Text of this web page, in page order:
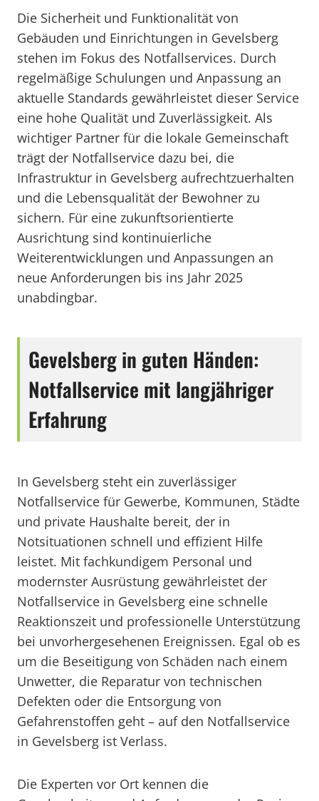
Die Sicherheit und Funktionalität von
Gebäuden und Einrichtungen in Gevelsberg
stehen im Fokus des Notfallservices. Durch
regelmäßige Schulungen und Anpassung an
aktuelle Standards gewährleistet dieser Service
eine hohe Qualität und Zuverlässigkeit. Als
wichtiger Partner für die lokale Gemeinschaft
trägt der Notfallservice dazu bei, die
Infrastruktur in Gevelsberg aufrechtzuerhalten
und die Lebensqualität der Bewohner zu
sichern. Für eine zukunftsorientierte
Ausrichtung sind kontinuierliche
Weiterentwicklungen und Anpassungen an
neue Anforderungen bis ins Jahr 2025
unabdingbar.
Gevelsberg in guten Händen:
Notfallservice mit langjähriger
Erfahrung
In Gevelsberg steht ein zuverlässiger
Notfallservice für Gewerbe, Kommunen, Städte
und private Haushalte bereit, der in
Notsituationen schnell und effizient Hilfe
leistet. Mit fachkundigem Personal und
modernster Ausrüstung gewährleistet der
Notfallservice in Gevelsberg eine schnelle
Reaktionszeit und professionelle Unterstützung
bei unvorhergesehenen Ereignissen. Egal ob es
um die Beseitigung von Schäden nach einem
Unwetter, die Reparatur von technischen
Defekten oder die Entsorgung von
Gefahrenstoffen geht – auf den Notfallservice
in Gevelsberg ist Verlass.
Die Experten vor Ort kennen die